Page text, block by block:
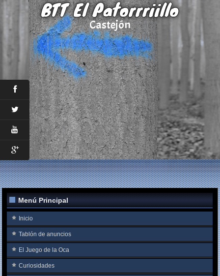
BTT El Patorrriillo
Castejón
Menú Principal
Inicio
Tablón de anuncios
El Juego de la Oca
Curiosidades